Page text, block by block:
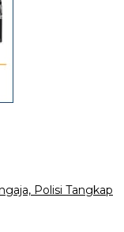
Polisi Tangkap